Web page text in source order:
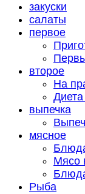
закуски
салаты
первое
второе
На
выпечка
мясное
Мясо
Рыба